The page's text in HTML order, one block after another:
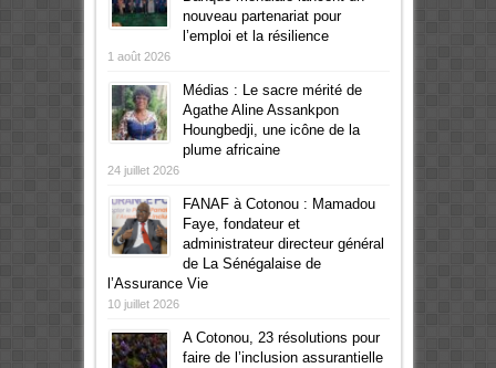
nouveau partenariat pour
l’emploi et la résilience
1 août 2026
Médias : Le sacre mérité de
Agathe Aline Assankpon
Houngbedji, une icône de la
plume africaine
24 juillet 2026
FANAF à Cotonou : Mamadou
Faye, fondateur et
administrateur directeur général
de La Sénégalaise de
l’Assurance Vie
10 juillet 2026
A Cotonou, 23 résolutions pour
faire de l’inclusion assurantielle